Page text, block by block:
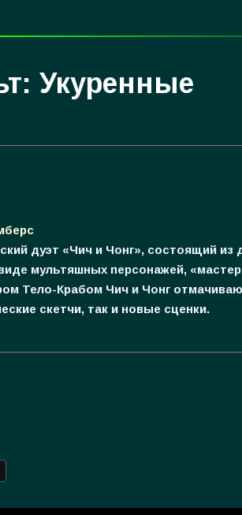
Укуренные
дуэт «Чич и Чонг», состоящий из
мультяшных персонажей,
Тело-Крабом Чич и Чонг
скетчи, так и новые сценки.